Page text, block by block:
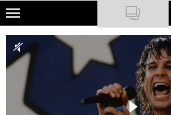
Skip
main
content
NATIONAL GEOGRAPHIC
TRAVELER
PODCASTY